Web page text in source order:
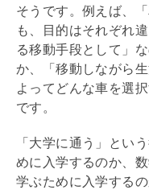
そうです。例えば、
も、目的はそれぞれ
る移動手段として」
か、「移動しながら
よってどんな車を選
です。
「大学に通う」とい
めに入学するのか、
学ぶために入学する